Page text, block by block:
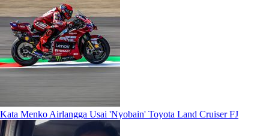
Kata Menko Airlangga Usai 'Nyobain' Toyota Land Cruiser FJ